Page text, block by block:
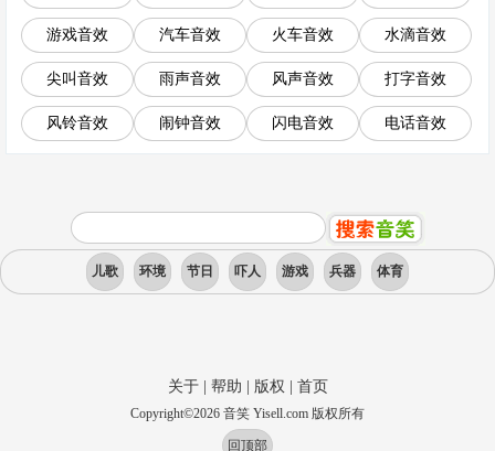
游戏音效 汽车音效 火车音效 水滴音效
尖叫音效 雨声音效 风声音效 打字音效
风铃音效 闹钟音效 闪电音效 电话音效
儿歌 环境 节日 吓人 游戏 兵器 体育
关于| 帮助 版权 首页
Copyright©2026 音笑 Yisell.com 版权所有
回顶部